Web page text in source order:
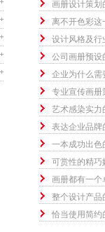
画册设计策划
离不开色彩这
设计风格及行
公司画册预设
企业为什么需
专业宣传画册
艺术感染实力
表达企业品牌
一本成功出色
可赏性的精巧
画册都有一个
整个设计产品
恰当使用简约